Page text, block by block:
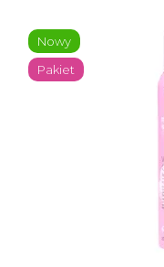
Nowy
Pakiet